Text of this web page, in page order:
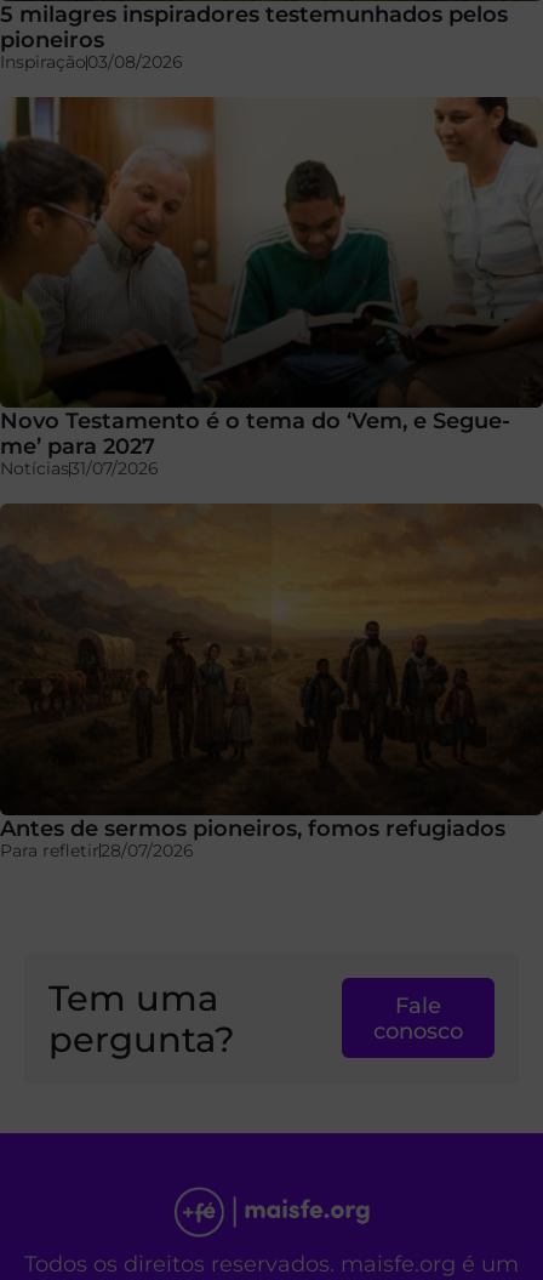
5 milagres inspiradores testemunhados pelos
pioneiros
Inspiração03/08/2026
Novo Testamento é o tema do ‘Vem, e Segue-
me’ para 2027
Notícias31/07/2026
Antes de sermos pioneiros, fomos refugiados
Para refletir28/07/2026
Tem uma
pergunta?
Fale
conosco
Todos os direitos reservados. maisfe.org é um